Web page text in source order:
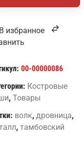
В избранное
00-00000086
Костровые
, Товары
волк, дровница,
, тамбовский